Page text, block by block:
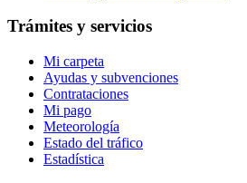
Trámites y servicios
Mi carpeta
Ayudas y subvenciones
Contrataciones
Mi pago
Meteorología
Estado del tráfico
Estadística